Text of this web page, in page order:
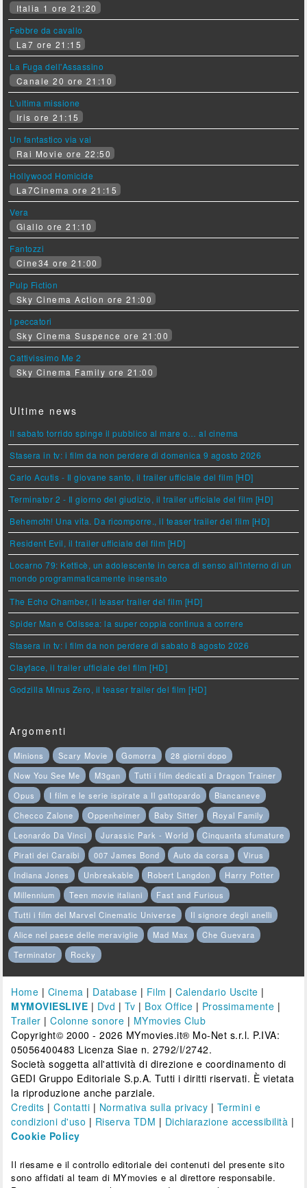
Italia 1 ore 21:20
Febbre da cavallo
La7 ore 21:15
La Fuga dell'Assassino
Canale 20 ore 21:10
L'ultima missione
Iris ore 21:15
Un fantastico via vai
Rai Movie ore 22:50
Hollywood Homicide
La7Cinema ore 21:15
Vera
Giallo ore 21:10
Fantozzi
Cine34 ore 21:00
Pulp Fiction
Sky Cinema Action ore 21:00
I peccatori
Sky Cinema Suspence ore 21:00
Cattivissimo Me 2
Sky Cinema Family ore 21:00
Ultime news
Il sabato torrido spinge il pubblico al mare o… al cinema
Stasera in tv: i film da non perdere di domenica 9 agosto 2026
Carlo Acutis - Il giovane santo, il trailer ufficiale del film [HD]
Terminator 2 - Il giorno del giudizio, il trailer ufficiale del film [HD]
Behemoth! Una vita. Da ricomporre., il teaser trailer del film [HD]
Resident Evil, il trailer ufficiale del film [HD]
Locarno 79: Ketticè, un adolescente in cerca di senso all'interno di un
mondo programmaticamente insensato
The Echo Chamber, il teaser trailer del film [HD]
Spider Man e Odissea: la super coppia continua a correre
Stasera in tv: i film da non perdere di sabato 8 agosto 2026
Clayface, il trailer ufficiale del film [HD]
Godzilla Minus Zero, il teaser trailer del film [HD]
Argomenti
Minions Scary Movie Gomorra
28 giorni dopo
Now You See Me
M3gan
Tutti i film dedicati a Dragon Trainer
Opus
I film e le serie ispirate a Il gattopardo
Biancaneve
Checco Zalone
Oppenheimer Baby Sitter
Royal Family
Leonardo Da Vinci
Jurassic Park - World
Cinquanta sfumature
Pirati dei Caraibi
007 James Bond Auto da corsa
Virus
Indiana Jones
Unbreakable Robert Langdon
Harry Potter
Millennium
Teen movie italiani
Fast and Furious
Tutti i film del Marvel Cinematic Universe
Il signore degli anelli
Alice nel paese delle meraviglie
Mad Max
Che Guevara
Terminator
Rocky
Home | Cinema | Database | Film |Calendario Uscite |
MYMOVIESLIVE | Dvd | Tv | Box Office | Prossimamente |
Trailer |Colonne sonore | MYmovies Club
Copyright© 2000 - 2026 MYmovies.it® Mo-Net s.r.l. P.IVA:
05056400483 Licenza Siae n. 2792/I/2742.
Società soggetta all'attività di direzione e coordinamento di
GEDI Gruppo Editoriale S.p.A. Tutti i diritti riservati. È vietata
la riproduzione anche parziale.
Credits |Contatti | Normativa sulla privacy | Termini e
condizioni d'uso | Riserva TDM | Dichiarazione accessibilità |
Cookie Policy
Il riesame e il controllo editoriale dei contenuti del presente sito
sono affidati al team di MYmovies e al direttore responsabile.